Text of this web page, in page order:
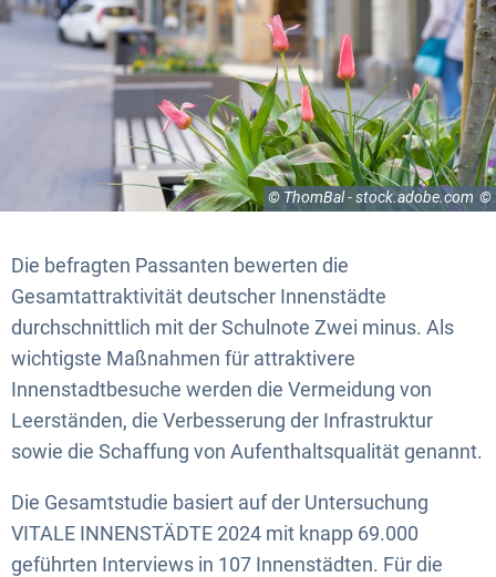
© ThomBal - stock.adobe.com
Die befragten Passanten bewerten die
Gesamtattraktivität deutscher Innenstädte
durchschnittlich mit der Schulnote Zwei minus. Als
wichtigste Maßnahmen für attraktivere
Innenstadtbesuche werden die Vermeidung von
Leerständen, die Verbesserung der Infrastruktur
sowie die Schaffung von Aufenthaltsqualität genannt.
Die Gesamtstudie basiert auf der Untersuchung
VITALE INNENSTÄDTE 2024 mit knapp 69.000
geführten Interviews in 107 Innenstädten. Für die